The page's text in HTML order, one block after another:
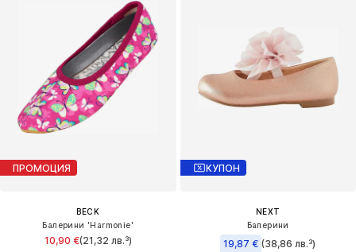
ПРОМОЦИЯ
BECK
Балерини 'Harmonie'
10,90 €(21,32 лв.³)
КУПОН
NEXT
Балерини
19,87 € (38,86 лв.³)